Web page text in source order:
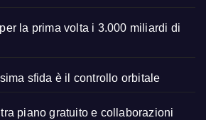
la prima volta i 3.000 miliardi di
sfida è il controllo orbitale
tra piano gratuito e collaborazioni